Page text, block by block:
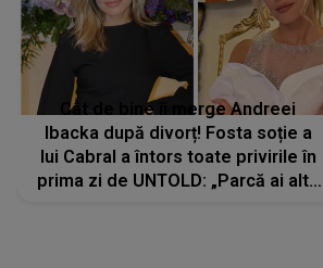
Cât de bine îi merge Andreei
Ibacka după divorț! Fosta soție a
lui Cabral a întors toate privirile în
prima zi de UNTOLD: „Parcă ai altă